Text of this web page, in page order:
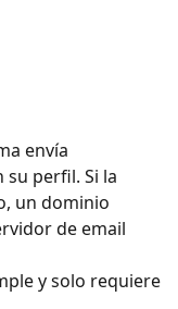
envía
perfil. Si la
un dominio
de email
y solo requiere